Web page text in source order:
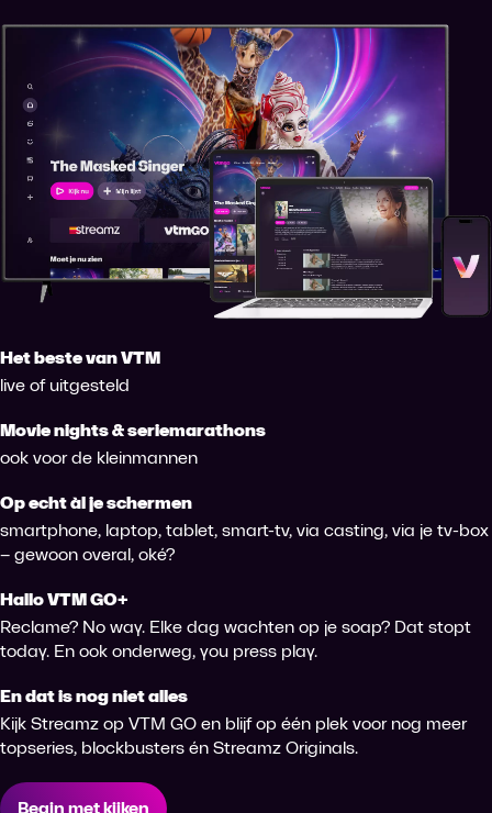
Het beste van VTM
live of uitgesteld
Movie nights & seriemarathons
ook voor de kleinmannen
Op echt àl je schermen
smartphone, laptop, tablet, smart-tv, via casting, via je tv-box
– gewoon overal, oké?
Hallo VTM GO+
Reclame? No way. Elke dag wachten op je soap? Dat stopt
today. En ook onderweg, you press play.
En dat is nog niet alles
Kijk Streamz op VTM GO en blijf op één plek voor nog meer
topseries, blockbusters én Streamz Originals.
Begin met kijken